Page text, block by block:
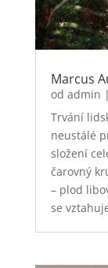
Marcus
od admin |
Trvání
neustálé
složení
čarovný
– plod
se